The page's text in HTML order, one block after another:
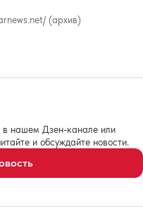
(архив)
нашем Дзен-канале или
и обсуждайте новости.